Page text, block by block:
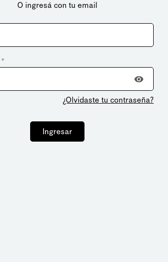
O ingresá con tu email
*
¿Olvidaste tu contraseña?
Ingresar